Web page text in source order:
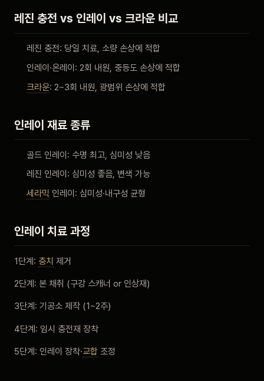
자주 묻는 질문
회원가입 / 로그인
레진 충전 vs 인레이 vs 크라운 비교
레진 충전: 당일 치료, 소량 손상에 적합
인레이·온레이: 2회 내원, 중등도 손상에 적합
크라운: 2~3회 내원, 광범위 손상에 적합
인레이 재료 종류
골드 인레이: 수명 최고, 심미성 낮음
레진 인레이: 심미성 좋음, 변색 가능
세라믹 인레이: 심미성·내구성 균형
인레이 치료 과정
1단계: 충치 제거
2단계: 본 채취 (구강 스캐너 or 인상재)
3단계: 기공소 제작 (1~2주)
4단계: 임시 충전재 장착
5단계: 인레이 장착·교합 조정